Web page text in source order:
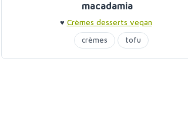
macadamia
♥ Crèmes desserts vegan
crèmes
tofu